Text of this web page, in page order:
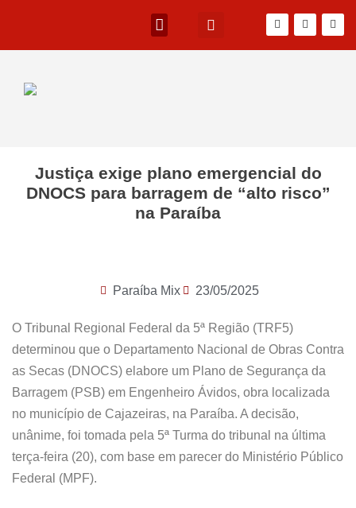
Justiça exige plano emergencial do
DNOCS para barragem de “alto risco”
na Paraíba
Paraíba Mix 23/05/2025
O Tribunal Regional Federal da 5ª Região (TRF5)
determinou que o Departamento Nacional de Obras Contra
as Secas (DNOCS) elabore um Plano de Segurança da
Barragem (PSB) em Engenheiro Ávidos, obra localizada
no município de Cajazeiras, na Paraíba. A decisão,
unânime, foi tomada pela 5ª Turma do tribunal na última
terça-feira (20), com base em parecer do Ministério Público
Federal (MPF).